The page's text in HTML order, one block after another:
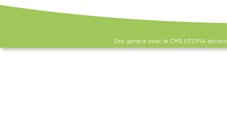
Site généré avec le CMS UTOPIA